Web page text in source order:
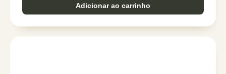
Adicionar ao carrinho